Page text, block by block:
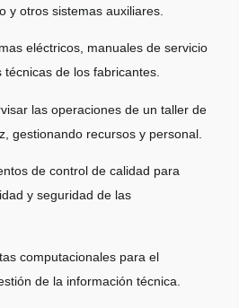
y otros sistemas auxiliares.
eléctricos, manuales de servicio
de los fabricantes.
las operaciones de un taller de
gestionando recursos y personal.
de control de calidad para
y seguridad de las
computacionales para el
de la información técnica.